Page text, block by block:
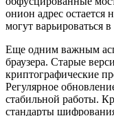
онион адрес
могут варьироваться
Еще одним важным
браузера. Старые
криптографические
Регулярное
стабильной работы.
стандарты